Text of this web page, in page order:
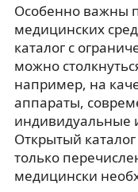
Особенно важны
медицинских
каталог с
можно
например, на
аппараты,
индивидуальные
Открытый
только
медицински